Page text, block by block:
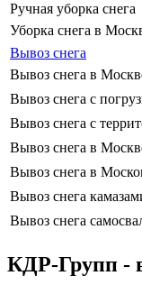
Ручная уборка снега
Уборка снега в
Вывоз снега
Вывоз снега в
Вывоз снега с
Вывоз снега с
Вывоз снега в
Вывоз снега в
Вывоз снега
Вывоз снега
КДР-Групп -